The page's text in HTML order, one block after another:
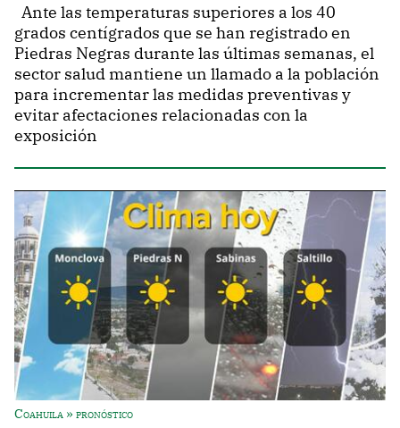
Ante las temperaturas superiores a los 40
grados centígrados que se han registrado en
Piedras Negras durante las últimas semanas, el
sector salud mantiene un llamado a la población
para incrementar las medidas preventivas y
evitar afectaciones relacionadas con la
exposición
Coahuila » pronóstico